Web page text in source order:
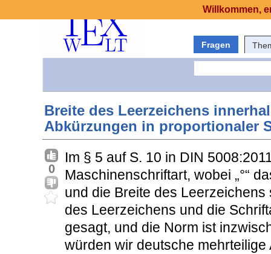
Fragen
Breite des Leerzeichens
Abkürzungen in proportionaler
0
Im § 5 auf S. 10 in DIN
Maschinenschriftart, wobei „°“
und die Breite des
des Leerzeichens und die
gesagt, und die Norm ist
würden wir deutsche
Willkommen,